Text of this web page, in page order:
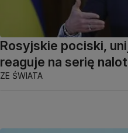
Rosyjskie pociski,
reaguje na serię
ZE ŚWIATA